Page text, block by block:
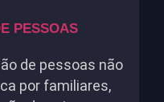
PESSOAS
de pessoas não
por familiares,